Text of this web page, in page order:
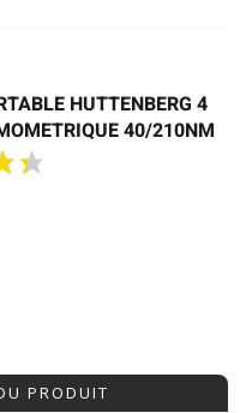
HUTTENBERG 4
40/210NM
PRODUIT